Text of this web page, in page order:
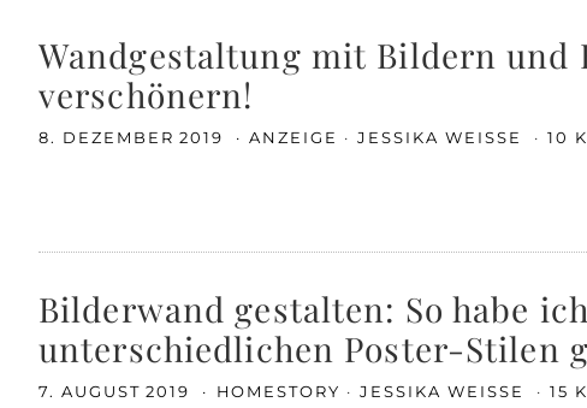
Wandgestaltung mit Bildern und
verschönern!
8. DEZEMBER 2019 ANZEIGE JESSIKA WEISSE 10
Bilderwand gestalten: So habe
unterschiedlichen Poster-Stilen
7. AUGUST 2019 HOMESTORY JESSIKA WEISSE 15